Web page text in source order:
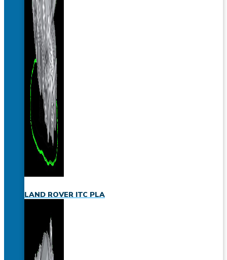
LAND ROVER ITC PLA